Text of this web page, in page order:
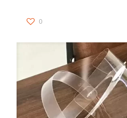
0